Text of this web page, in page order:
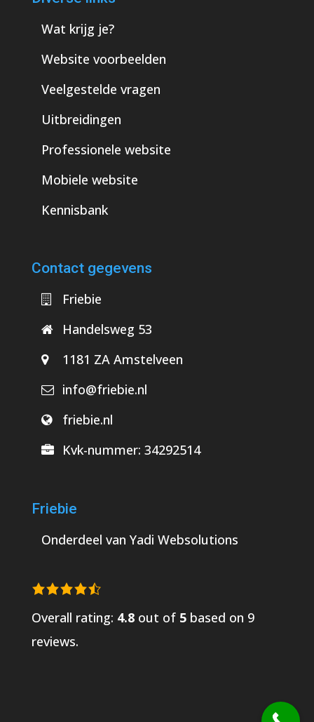
Wat krijg je?
Website voorbeelden
Veelgestelde vragen
Uitbreidingen
Professionele website
Mobiele website
Kennisbank
Contact gegevens
Friebie
Handelsweg 53
1181 ZA Amstelveen
info@friebie.nl
friebie.nl
Kvk-nummer: 34292514
Friebie
Onderdeel van Yadi Websolutions
Overall rating: 4.8 out of 5based on 9
reviews.